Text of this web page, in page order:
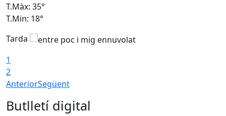
T.Màx: 35°
T.Min: 18°
Tarda
1
2
AnteriorSegüent
Butlletí digital